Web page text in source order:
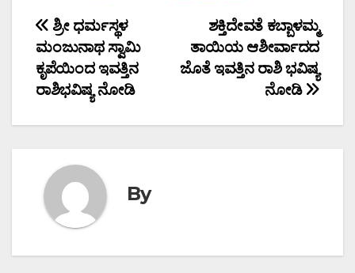
Post
navigation
ಶಕ್ತಿದೇವತೆ ಕಬ್ಬಾಳಮ್ಮ
ತಾಯಿಯ ಆಶೀರ್ವಾದದ
ಜೊತೆ ಇವತ್ತಿನ ರಾಶಿ ಭವಿಷ್ಯ
ನೋಡಿ
ಶ್ರೀ ಧರ್ಮಸ್ಥಳ
ಮಂಜುನಾಥ ಸ್ವಾಮಿ
ಕೃಪೆಯಿಂದ ಇವತ್ತಿನ
ರಾಶಿಭವಿಷ್ಯ ನೋಡಿ
By